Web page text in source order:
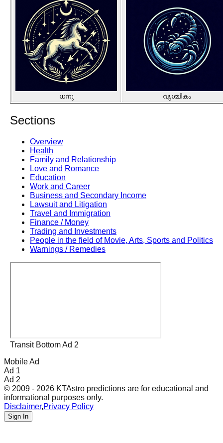
ധനു വൃശ്ചികം
Sections
Overview
Health
Family and Relationship
Love and Romance
Education
Work and Career
Business and Secondary Income
Lawsuit and Litigation
Travel and Immigration
Finance / Money
Trading and Investments
People in the field of Movie, Arts, Sports and Politics
Warnings / Remedies
Transit Bottom Ad 2
Mobile Ad
Ad 1
Ad 2
© 2009 - 2026 KTAstro predictions are for educational and
informational purposes only.
Disclaimer,Privacy Policy
Sign In